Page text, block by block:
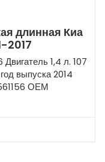
длинная Киа
2017
Двигатель 1,4 л. 107
выпуска 2014
ОЕМ